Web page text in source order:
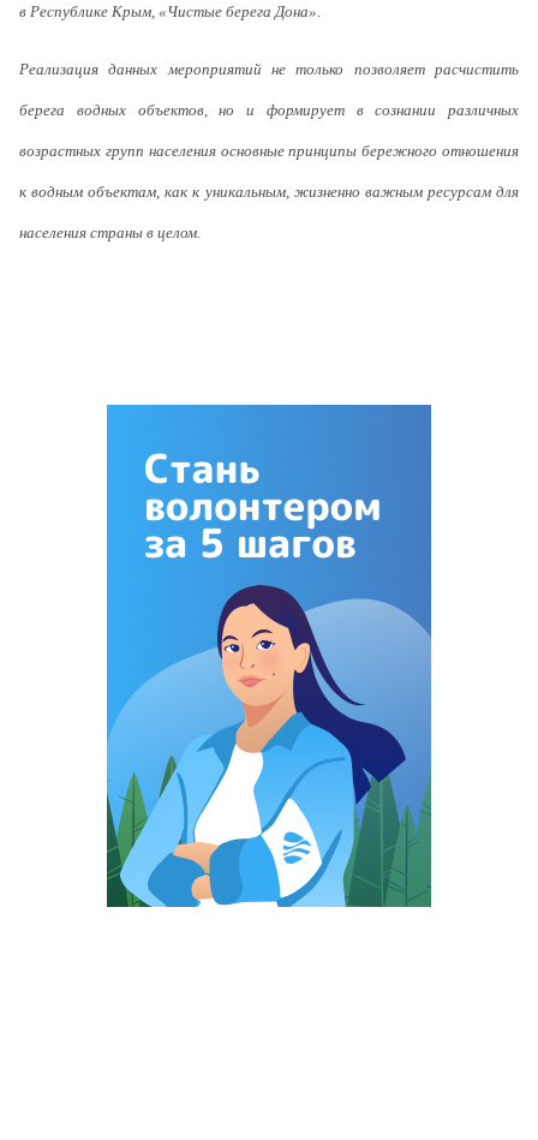
в Республике Крым, «Чистые берега Дона».
Реализация данных мероприятий не только позволяет расчистить
берега водных объектов, но и формирует в сознании различных
возрастных групп населения основные принципы бережного отношения
к водным объектам, как к уникальным, жизненно важным ресурсам для
населения страны в целом.